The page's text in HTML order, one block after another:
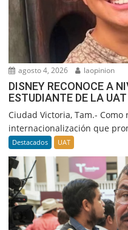
agosto 4, 2026 laopinion
DISNEY RECONOCE A
ESTUDIANTE DE LA UAT
Ciudad Victoria, Tam.-
internacionalización que
Destacados UAT